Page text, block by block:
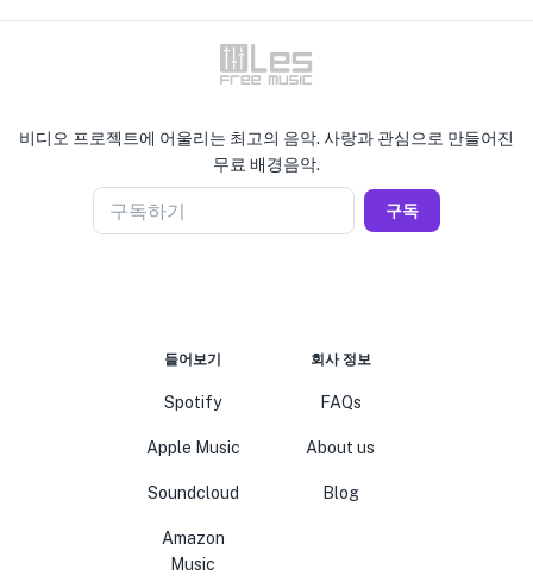
비디오 프로젝트에 어울리는 최고의 음악. 사랑과 관심으로 만들어진
무료 배경음악.
구독하기 구독
들어보기
Spotify
Apple Music
Soundcloud
Amazon
Music
회사 정보
FAQs
About us
Blog